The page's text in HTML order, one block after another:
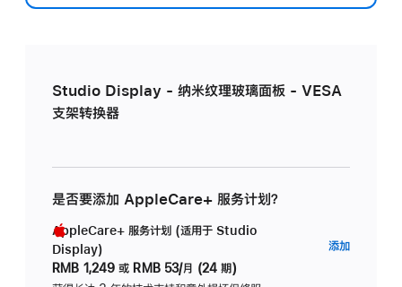
Studio Display - 纳米纹理玻璃面板 - VESA
支架转换器
是否要添加 AppleCare+ 服务计划？
AppleCare+ 服务计划 (适用于 Studio
Display)
RMB 1,249 或 RMB 53/月 (24 期)
添加